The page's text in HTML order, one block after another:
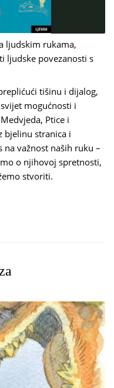
ljudskim rukama,
ljudske povezanosti s
tišinu i dijalog,
mogućnosti i
Ptice i
bjelinu stranica i
važnost naših ruku –
o njihovoj spretnosti,
stvoriti.